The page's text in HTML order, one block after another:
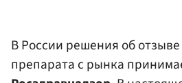
В России решения об
препарата с рынка